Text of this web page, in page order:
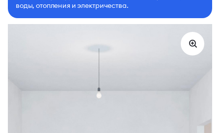
воды, отопления и электричества.